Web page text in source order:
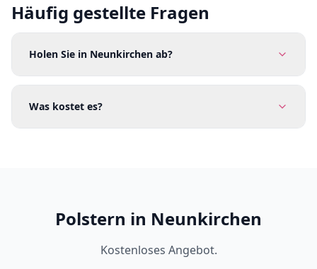
Häufig gestellte Fragen
Holen Sie in Neunkirchen ab?
Was kostet es?
Polstern in Neunkirchen
Kostenloses Angebot.